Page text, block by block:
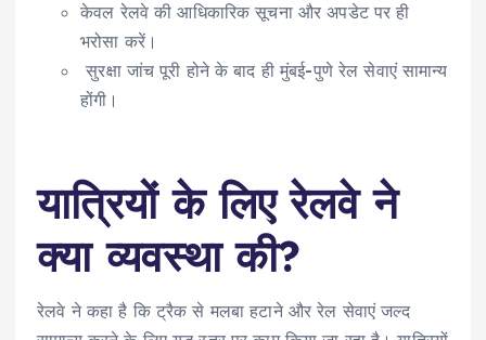
केवल रेलवे की आधिकारिक सूचना और अपडेट पर ही
भरोसा करें।
सुरक्षा जांच पूरी होने के बाद ही मुंबई-पुणे रेल सेवाएं सामान्य
होंगी।
यात्रियों के लिए रेलवे ने
क्या व्यवस्था की?
रेलवे ने कहा है कि ट्रैक से मलबा हटाने और रेल सेवाएं जल्द